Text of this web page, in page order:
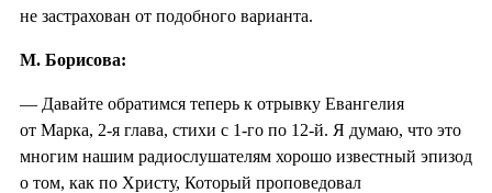
не застрахован от подобного варианта.
М. Борисова:
— Давайте обратимся теперь к отрывку Евангелия
от Марка, 2-я глава, стихи с 1-го по 12-й. Я думаю, что это
многим нашим радиослушателям хорошо известный эпизод
о том, как по Христу, Который проповедовал